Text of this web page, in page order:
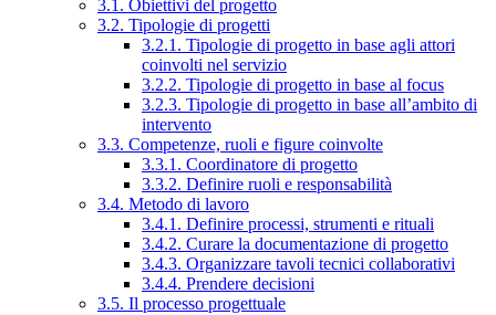
3.1. Obiettivi del progetto
3.2. Tipologie di progetti
3.2.1. Tipologie di progetto in base agli attori
coinvolti nel servizio
3.2.2. Tipologie di progetto in base al focus
3.2.3. Tipologie di progetto in base all’ambito di
intervento
3.3. Competenze, ruoli e figure coinvolte
3.3.1. Coordinatore di progetto
3.3.2. Definire ruoli e responsabilità
3.4. Metodo di lavoro
3.4.1. Definire processi, strumenti e rituali
3.4.2. Curare la documentazione di progetto
3.4.3. Organizzare tavoli tecnici collaborativi
3.4.4. Prendere decisioni
3.5. Il processo progettuale